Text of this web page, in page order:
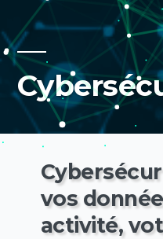
vos
activité,